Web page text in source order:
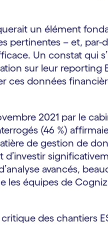
un élément
pertinentes – et, par-
Un constat qui
sur leur reporting
ces données
2021 par le
(46 %)
de gestion de
d’investir
avancés,
les équipes de
des chantiers